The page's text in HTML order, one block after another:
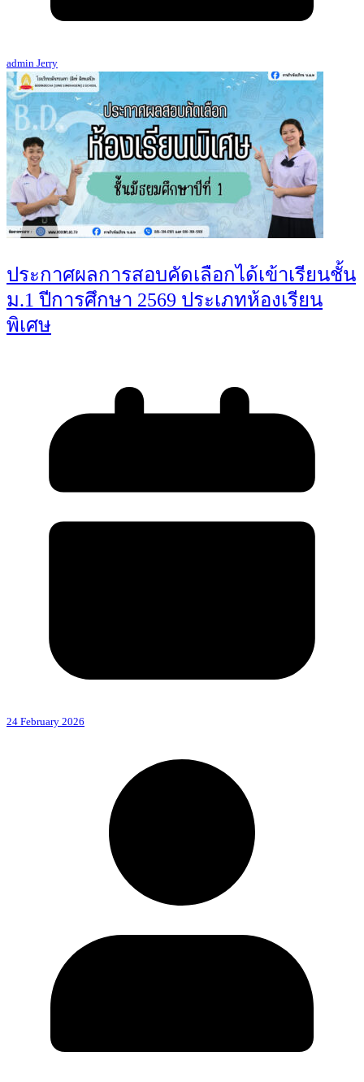
admin Jerry
ประกาศผลการสอบคัดเลือกได้เข้าเรียนชั้น
ม.1 ปีการศึกษา 2569 ประเภทห้องเรียน
พิเศษ
24 February 2026